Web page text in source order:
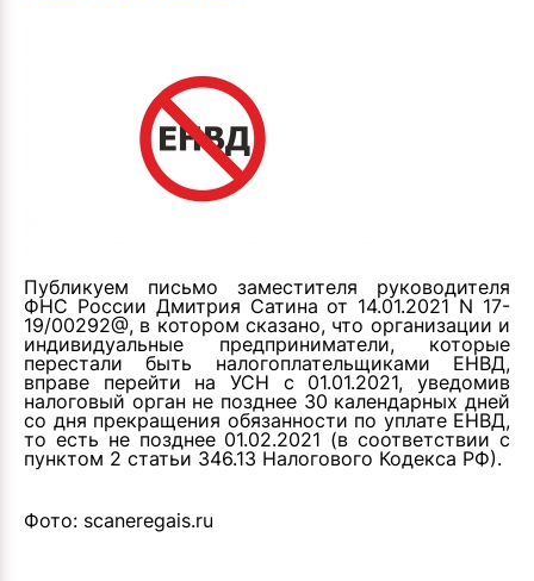
Публикуем письмо заместителя руководителя
ФНС России Дмитрия Сатина от 14.01.2021 N 17-
19/00292@, в котором сказано, что организации и
индивидуальные предприниматели, которые
перестали быть налогоплательщиками ЕНВД,
вправе перейти на УСН с 01.01.2021, уведомив
налоговый орган не позднее 30 календарных дней
со дня прекращения обязанности по уплате ЕНВД,
то есть не позднее 01.02.2021 (в соответствии с
пунктом 2 статьи 346.13 Налогового Кодекса РФ).
Фото: scaneregais.ru